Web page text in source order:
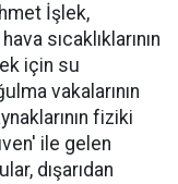
İşlek,
sıcaklıklarının
için su
vakalarının
fiziki
ile gelen
dışarıdan